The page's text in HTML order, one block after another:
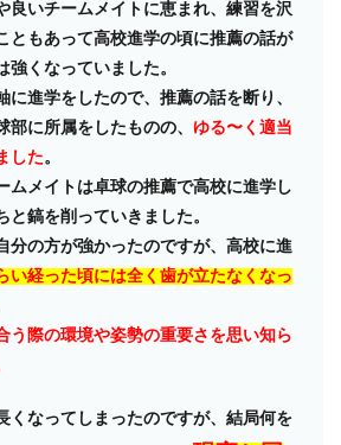
良いチームメイトに恵まれ、練習を沢
ともあって高校進学の頃に推薦の話が
強くなっていました。
に進学をしたので、推薦の話を断り、
部に所属をしたものの、 ゆる〜く適当
した。
ムメイトは卓球の推薦で高校に進学し
と鎬を削っていきました。
分の方が強かったのですが、高校に進
い経った頃には全く歯が立たなくなっ
う際の環境や姿勢の重要さを思い知ら
くなってしまったのですが、結局何を